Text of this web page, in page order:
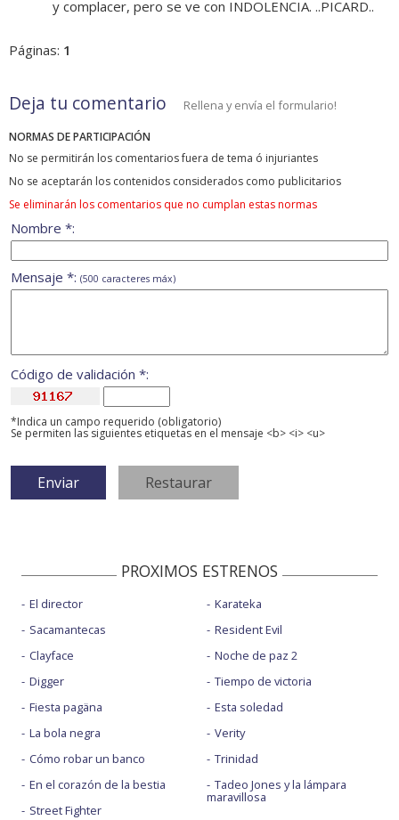
y complacer, pero se ve con INDOLENCIA. ..PICARD..
Páginas: 1
Deja tu comentario Rellena y envía el formulario!
NORMAS DE PARTICIPACIÓN
No se permitirán los comentarios fuera de tema ó injuriantes
No se aceptarán los contenidos considerados como publicitarios
Se eliminarán los comentarios que no cumplan estas normas
Nombre *:
Mensaje *: (500 caracteres máx)
Código de validación *:
*Indica un campo requerido (obligatorio)
Se permiten las siguientes etiquetas en el mensaje <b> <i> <u>
PROXIMOS ESTRENOS
El director
Sacamantecas
Clayface
Digger
Fiesta pagäna
La bola negra
Cómo robar un banco
En el corazón de la bestia
Street Fighter
Karateka
Resident Evil
Noche de paz 2
Tiempo de victoria
Esta soledad
Verity
Trinidad
Tadeo Jones y la lámpara
maravillosa